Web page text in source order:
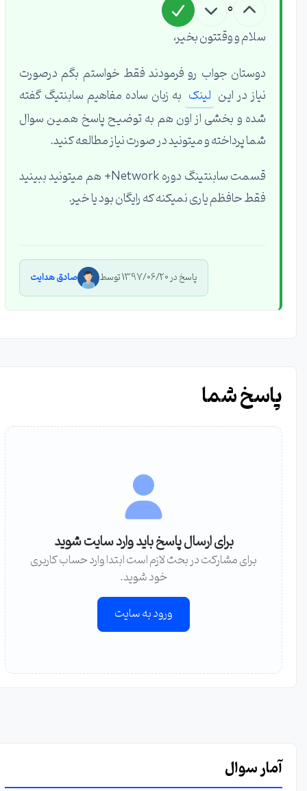
سلام و وقتتون بخیر،
دوستان جواب رو فرمودند فقط خواستم بگم درصورت
نیاز در این لینک به زبان ساده مفاهیم سابنتیگ گفته
شده و بخشی از اون هم به توضیح پاسخ همین سوال
شما پرداخته و میتونید در صورت نیاز مطالعه کنید.
قسمت سابنتینگ دوره Network+ هم میتونید ببینید
فقط حافظم یاری نمیکنه که رایگان بود یا خیر.
پاسخ در 1397/06/20 توسط صادق هدایت
پاسخ شما
برای ارسال پاسخ باید وارد سایت شوید
برای مشارکت در بحث لازم است ابتدا وارد حساب کاربری
خود شوید.
ورود به سایت
آمار سوال